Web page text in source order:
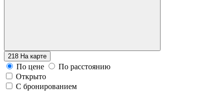
218 На карте
По цене
По расстоянию
Открыто
С бронированием